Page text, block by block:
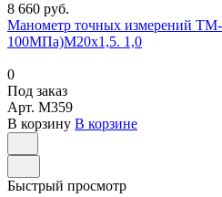
8 660 руб.
Манометр точных измерений
100МПа)М20х1,5. 1,0
0
Под заказ
Арт. M359
В корзину В корзине
Быстрый просмотр